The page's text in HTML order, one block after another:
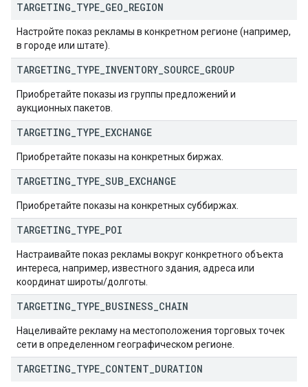
TARGETING TYPE GEO REGION
Настройте показ рекламы в конкретном регионе (например,
в городе или штате).
TARGETING TYPE INVENTORY SOURCE GROUP
Приобретайте показы из группы предложений и
аукционных пакетов.
TARGETING TYPE EXCHANGE
Приобретайте показы на конкретных биржах.
TARGETING TYPE SUB EXCHANGE
Приобретайте показы на конкретных суббиржах.
TARGETING TYPE POI
Настраивайте показ рекламы вокруг конкретного объекта
интереса, например, известного здания, адреса или
координат широты/долготы.
TARGETING TYPE BUSINESS CHAIN
Нацеливайте рекламу на местоположения торговых точек
сети в определенном географическом регионе.
TARGETING TYPE CONTENT DURATION